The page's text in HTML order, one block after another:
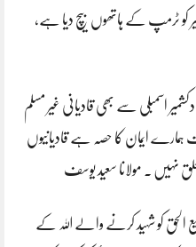
کو ٹرمپ کے ہاتھوں بیچ دیا ہے،
اسمبلی سے بھی قادیانی غیر مسلم
ہمارے ایمان کا حصہ ہے قادیانیوں
نہیں . مولانا سعید یوسف
الحق کو شہید کرنے والے اللہ کے